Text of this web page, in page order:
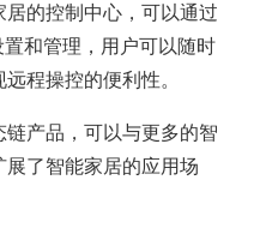
的控制中心，可以通过
和管理，用户可以随时
程操控的便利性。
产品，可以与更多的智
了智能家居的应用场